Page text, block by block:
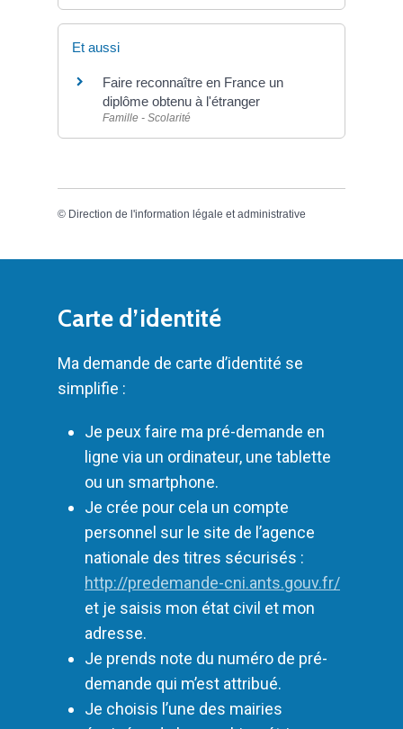
Et aussi
Faire reconnaître en France un
diplôme obtenu à l'étranger
Famille - Scolarité
© Direction de l'information légale et administrative
Carte d’identité
Ma demande de carte d’identité se
simplifie :
Je peux faire ma pré-demande en
ligne via un ordinateur, une tablette
ou un smartphone.
Je crée pour cela un compte
personnel sur le site de l’agence
nationale des titres sécurisés :
http://predemande-cni.ants.gouv.fr/
et je saisis mon état civil et mon
adresse.
Je prends note du numéro de pré-
demande qui m’est attribué.
Je choisis l’une des mairies